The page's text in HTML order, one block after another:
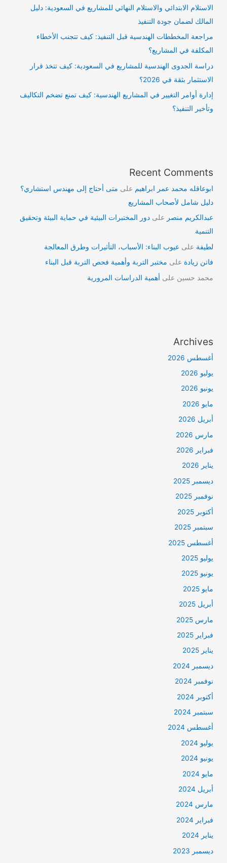
الاستلام الابتدائي والاستلام النهائي للمشاريع في السعودية: دليل
المالك لضمان جودة التنفيذ
مراجعة المخططات الهندسية قبل التنفيذ: كيف تتجنب الأخطاء
المكلفة في المشاريع؟
دراسة الجدوى الهندسية للمشاريع في السعودية: كيف تتخذ قرار
الاستثمار بثقة في 2026؟
إدارة أوامر التغيير في المشاريع الهندسية: كيف تمنع تضخم التكاليف
وتأخير التنفيذ؟
Recent Comments
ابوعاقله محمد عمر ابراهيم على متى أحتاج إلى مهندس استشاري؟
دليل شامل لأصحاب المشاريع
عبدالكريم منصر علىدور المختبرات البيئية في حماية البيئة وتحقيق
التنمية
لطيفة على عيوب البناء: الأسباب، التأثيرات وطرق المعالجة
فاتن زيادة على مختبر التربة وأهمية فحص التربة قبل البناء
محمد حسين على أهمية الدراسات المرورية
Archives
أغسطس 2026
يوليو 2026
يونيو 2026
مايو 2026
أبريل 2026
مارس 2026
فبراير 2026
يناير 2026
ديسمبر 2025
نوفمبر 2025
أكتوبر 2025
سبتمبر 2025
أغسطس 2025
يوليو 2025
يونيو 2025
مايو 2025
أبريل 2025
مارس 2025
فبراير 2025
يناير 2025
ديسمبر 2024
نوفمبر 2024
أكتوبر 2024
سبتمبر 2024
أغسطس 2024
يوليو 2024
يونيو 2024
مايو 2024
أبريل 2024
مارس 2024
فبراير 2024
يناير 2024
ديسمبر 2023